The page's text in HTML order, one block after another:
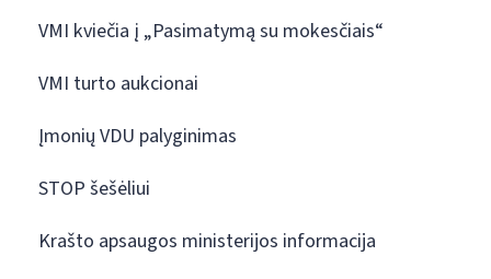
VMI kviečia į „Pasimatymą su mokesčiais“
VMI turto aukcionai
Įmonių VDU palyginimas
STOP šešėliui
Krašto apsaugos ministerijos informacija